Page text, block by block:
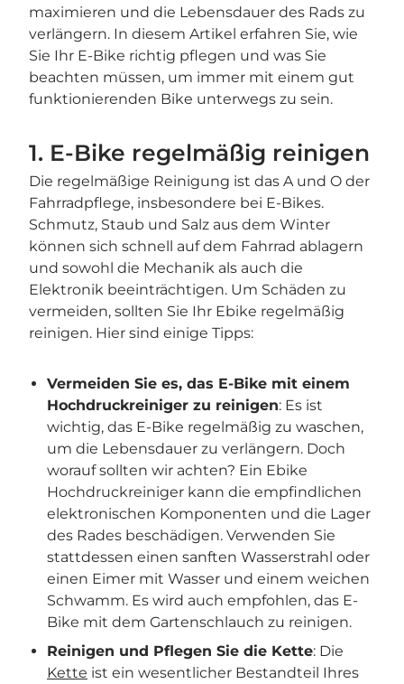
maximieren und die Lebensdauer des Rads zu
verlängern. In diesem Artikel erfahren Sie, wie
Sie Ihr E-Bike richtig pflegen und was Sie
beachten müssen, um immer mit einem gut
funktionierenden Bike unterwegs zu sein.
1. E-Bike regelmäßig reinigen
Die regelmäßige Reinigung ist das A und O der
Fahrradpflege, insbesondere bei E-Bikes.
Schmutz, Staub und Salz aus dem Winter
können sich schnell auf dem Fahrrad ablagern
und sowohl die Mechanik als auch die
Elektronik beeinträchtigen. Um Schäden zu
vermeiden, sollten Sie Ihr Ebike regelmäßig
reinigen. Hier sind einige Tipps:
Vermeiden Sie es, das E-Bike mit einem
Hochdruckreiniger zu reinigen: Es ist
wichtig, das E-Bike regelmäßig zu waschen,
um die Lebensdauer zu verlängern. Doch
worauf sollten wir achten? Ein Ebike
Hochdruckreiniger kann die empfindlichen
elektronischen Komponenten und die Lager
des Rades beschädigen. Verwenden Sie
stattdessen einen sanften Wasserstrahl oder
einen Eimer mit Wasser und einem weichen
Schwamm. Es wird auch empfohlen, das E-
Bike mit dem Gartenschlauch zu reinigen.
Reinigen und Pflegen Sie die Kette: Die
Kette ist ein wesentlicher Bestandteil Ihres